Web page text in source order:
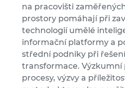
na pracovišti
prostory pomáhají při
technologií umělé
informační platformy a
střední podniky při
transformace.
procesy, výzvy a